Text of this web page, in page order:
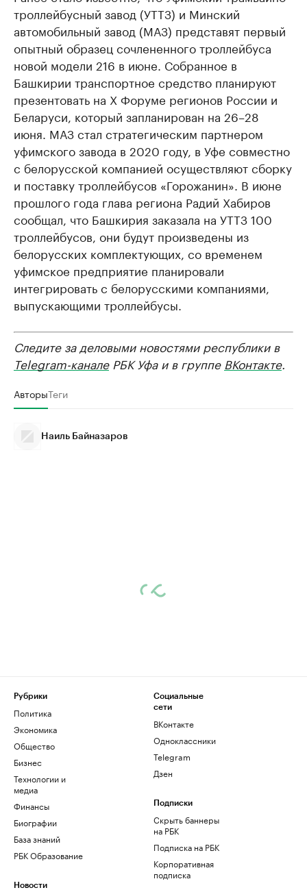
троллейбусный завод (УТТЗ) и Минский
автомобильный завод (МАЗ) представят первый
опытный образец сочлененного троллейбуса
новой модели 216 в июне. Собранное в
Башкирии транспортное средство планируют
презентовать на X Форуме регионов России и
Беларуси, который запланирован на 26–28
июня. МАЗ стал стратегическим партнером
уфимского завода в 2020 году, в Уфе совместно
с белорусской компанией осуществляют сборку
и поставку троллейбусов «Горожанин». В июне
прошлого года глава региона Радий Хабиров
сообщал, что Башкирия заказала на УТТЗ 100
троллейбусов, они будут произведены из
белорусских комплектующих, со временем
уфимское предприятие планировали
интегрировать с белорусскими компаниями,
выпускающими троллейбусы.
Следите за деловыми новостями республики в
Telegram-каналеРБК Уфа и в группе ВКонтакте.
АвторыТеги
Наиль Байназаров
Рубрики
Политика
Экономика
Общество
Бизнес
Технологии и
медиа
Финансы
Биографии
База знаний
РБК Образование
Новости
Социальные
сети
ВКонтакте
Одноклассники
Telegram
Дзен
Подписки
Скрыть баннеры
на РБК
Подписка на РБК
Корпоративная
подписка